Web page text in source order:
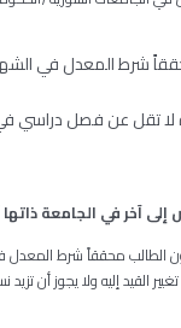
شرط المعدل في
تقل عن فصل دراسي في
إلىآخرفي الجامعةذاتها
الطالب محققاً شرط المعدل
القيد إليه ولا يجوز أن